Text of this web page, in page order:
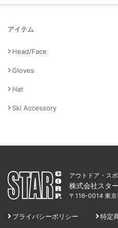
アイテム
Head/Face
Gloves
Hat
Ski Accessory
アウトドア・ス
株式会社スタ
〒116-0014 東
プライバシーポリシー 特定